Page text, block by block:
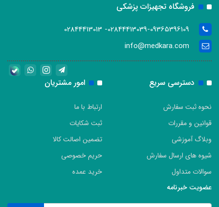
فروشگاه تجهیزات پزشکی
02844413039-09365396109- 02844413013
info@medkara.com
دسترسی سریع
نحوه ثبت سفارش
قوانین و مقررات
وبلاگ آموزشی
شیوه های ارسال سفارش
سوالات متداول
امور مشتریان
ارتباط با ما
ثبت شکایات
تضمین اصالت کالا
حریم خصوصی
خرید عمده
عضویت خبرنامه